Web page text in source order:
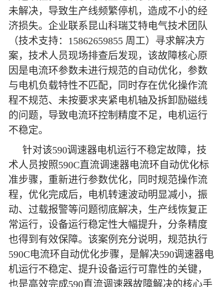
未解决，导致生产线频繁停机，造成不小的经
济损失。企业联系昆山科瑞艾特电气技术团队
（技术支持：15862659855 周工）寻求解决方
案，技术人员现场排查后发现，该故障核心原
因是电流环参数未进行规范的自动优化，参数
与电机负载特性不匹配，同时存在优化操作流
程不规范、未按要求夹紧电机轴及拆卸励磁线
的问题，导致电流环控制精度不足，电机运行
不稳定。
针对该590调速器电机运行不稳定故障，技
术人员按照590C直流调速器电流环自动优化标
准步骤，重新进行参数优化，同时规范操作流
程，优化完成后，电机转速波动明显减小，振
动、过载报警等问题彻底解决，生产线恢复正
常运行，设备运行稳定性大幅提升，分条精度
也得到有效保障。该案例充分说明，规范执行
590C电流环自动优化步骤，是解决590调速器电
机运行不稳定、提升设备运行可靠性的关键，
也是高效完成590直流调速器故障解决的核心手